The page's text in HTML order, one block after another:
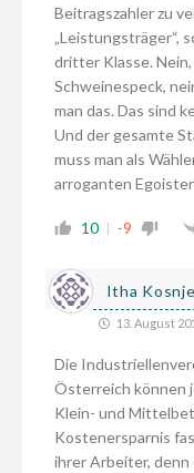
Beitragszahler zu
„Leistungsträger“,
dritter Klasse.
Schweinespeck,
man das. Das sind
Und der gesamte
muss man als
arroganten
10 -9
Itha
13. August
Die
Österreich können
Klein- und
Kostenersparnis
ihrer Arbeiter, denn